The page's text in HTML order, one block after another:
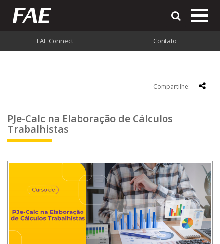
FAE Connect Contato
Compartilhe:
PJe-Calc na Elaboração de Cálculos
Trabalhistas